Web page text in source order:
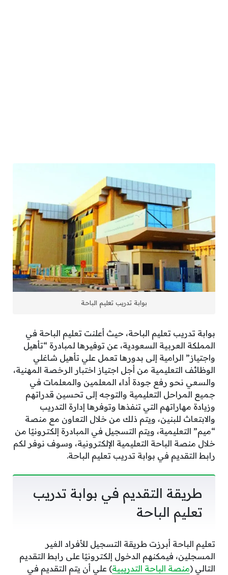
بوابة تدريب تعليم الباحة
بوابة تدريب تعليم الباحة، حيث أعلنت تعليم الباحة في
المملكة العربية السعودية، عن توفيرها لمبادرة “تأهيل
واجتياز” الرامية إلى بدورها تعمل علي تأهيل شاغلي
الوظائف التعليمية من أجل اجتياز اختبار الرخصة المهنية،
والسعي نحو رفع جودة أداء المعلمين والمعلمات في
جميع المراحل التعليمية والتوجه إلى تحسين قدراتهم
وزيادة مهاراتهم التي تنفذها وتوفرها إدارة التدريب
والابتعاث للبنين، ويتم ذلك من خلال التعاون مع منصة
“ميم” التعليمية، ويتم التسجيل في المبادرة إلكترونيًا من
خلال منصة الباحة التعليمية الإلكترونية، وسوف نوفر لكم
رابط التقديم في بوابة تدريب تعليم الباحة.
طريقة التقديم في بوابة تدريب
تعليم الباحة
تعليم الباحة أبرزت طريقة التسجيل للأفراد الغير
المسجلين، فيمكنهم الدخول إلكترونيًا على رابط التقديم
التالي (منصة الباحة التدريبية) علي أن يتم التقديم في